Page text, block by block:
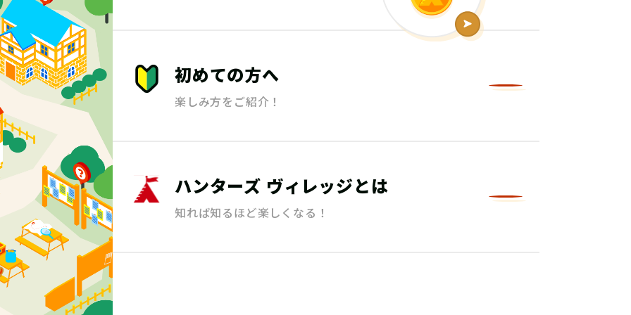
初めての方へ
楽しみ方をご紹介！
ハンターズ ヴィレッジとは
知れば知るほど楽しくなる！